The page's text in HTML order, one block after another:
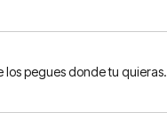
los pegues donde tu quieras.